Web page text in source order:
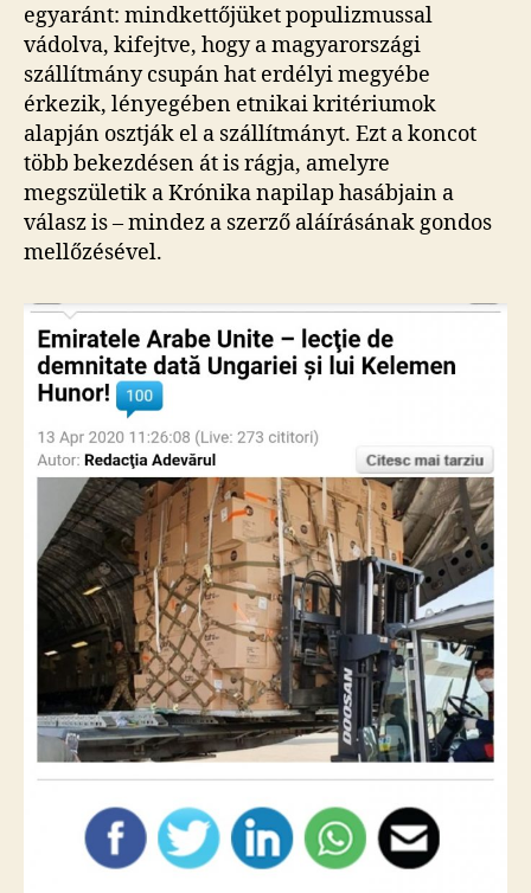
egyaránt: mindkettőjüket populizmussal
vádolva, kifejtve, hogy a magyarországi
szállítmány csupán hat erdélyi megyébe
érkezik, lényegében etnikai kritériumok
alapján osztják el a szállítmányt. Ezt a koncot
több bekezdésen át is rágja, amelyre
megszületik a Krónika napilap hasábjain a
válasz is – mindez a szerző aláírásának gondos
mellőzésével.